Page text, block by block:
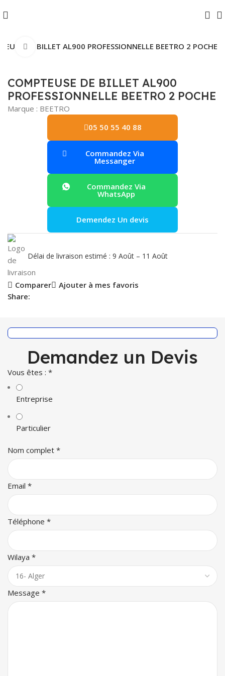
DE BILLET AL900 PROFESSIONNELLE BEETRO 2 POCHE
Agrandir
COMPTEUSE DE BILLET AL900
PROFESSIONNELLE BEETRO 2 POCHE
Marque : BEETRO
05 50 55 40 88
Commandez Via
Messanger
Commandez Via
WhatsApp
Demendez Un devis
Délai de livraison estimé : 9 Août – 11 Août
Comparer
Ajouter à mes favoris
Share:
Demandez un Devis
Vous êtes : *
Entreprise
Particulier
Nom complet *
Email *
Téléphone *
Wilaya *
Message *